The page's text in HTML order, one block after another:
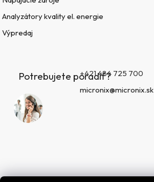
Analyzátory kvality el. energie
Výpredaj
Potrebujete poradiť?+421 484 725 700
micronix@micronix.sk